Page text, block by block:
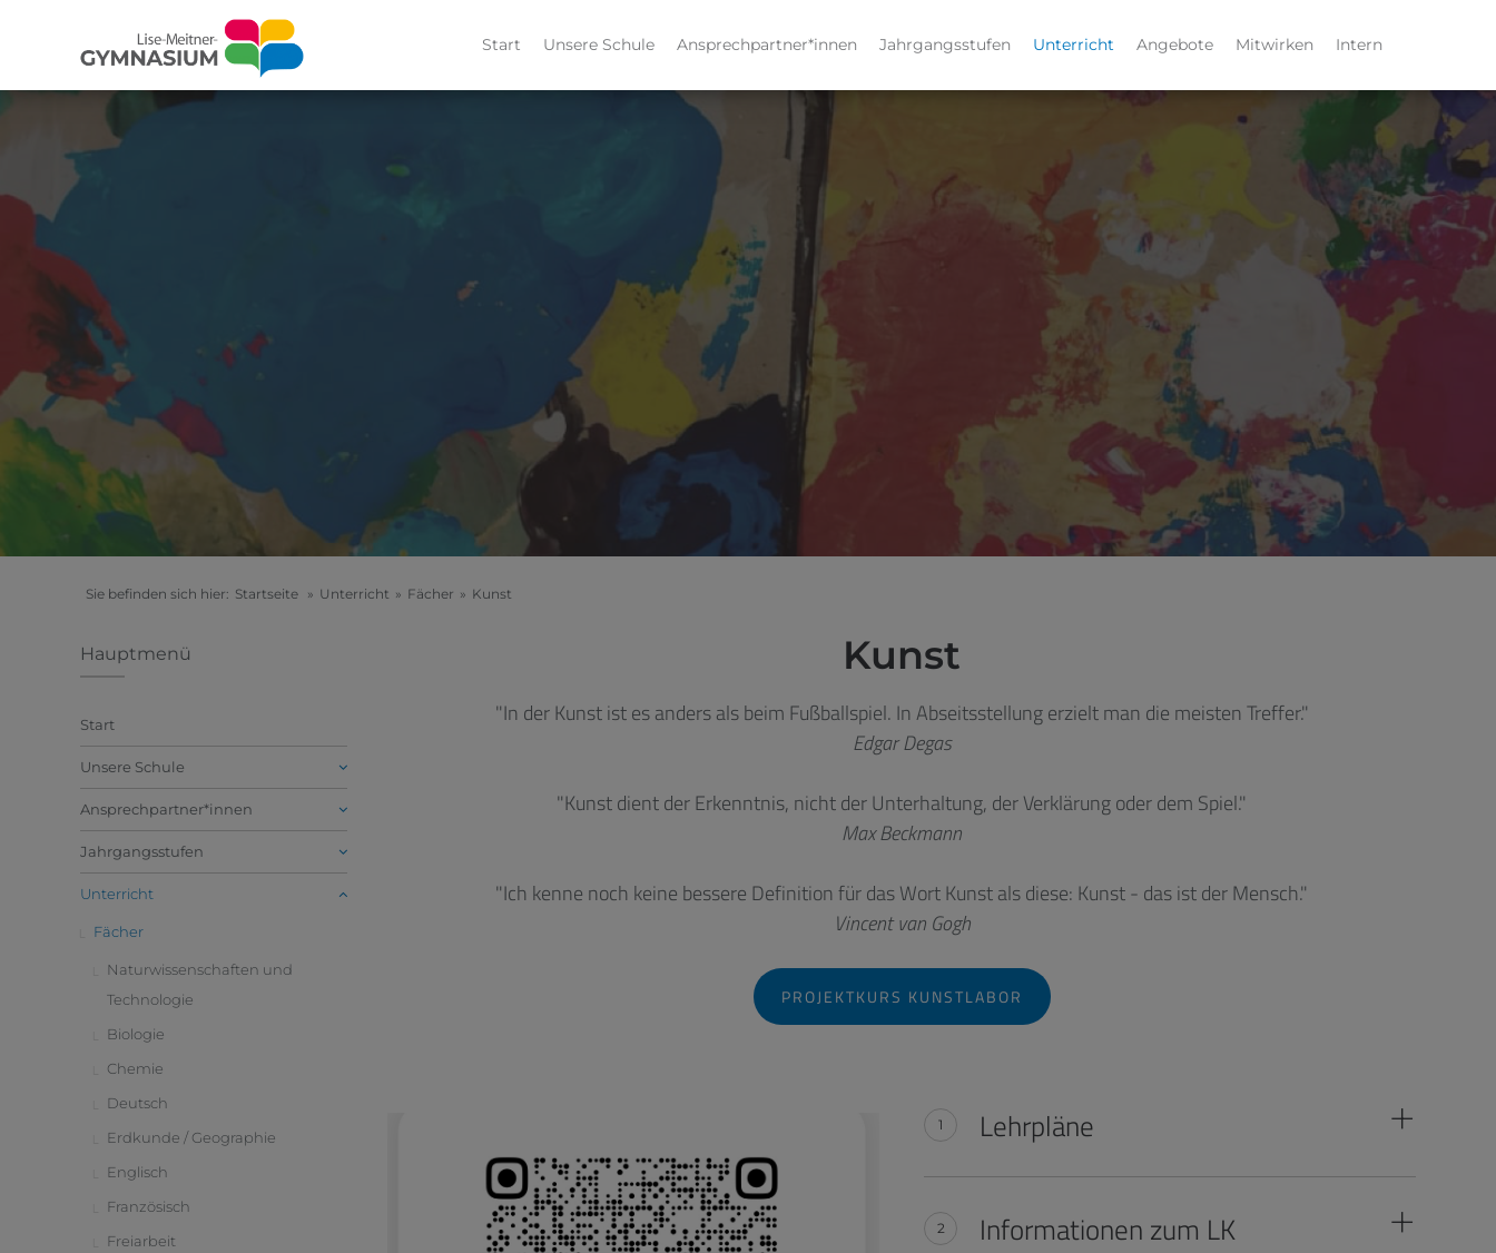
Start Unsere Schule Ansprechpartner*innen Jahrgangsstufen Unterricht Angebote Mitwirken Intern
Sie befinden sich hier: Startseite » Unterricht » Fächer » Kunst
Hauptmenü
Start
Unsere Schule
Ansprechpartner*innen
Jahrgangsstufen
Unterricht
Fächer
Naturwissenschaften und
Technologie
Biologie
Chemie
Deutsch
Erdkunde / Geographie
Englisch
Französisch
Freiarbeit
Kunst
"In der Kunst ist es anders als beim Fußballspiel. In Abseitsstellung erzielt man die meisten Treffer."
Edgar Degas
"Kunst dient der Erkenntnis, nicht der Unterhaltung, der Verklärung oder dem Spiel."
Max Beckmann
"Ich kenne noch keine bessere Definition für das Wort Kunst als diese: Kunst - das ist der Mensch."
Vincent van Gogh
PROJEKTKURS KUNSTLABOR
Lehrpläne
Informationen zum LK